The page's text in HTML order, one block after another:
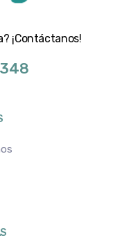
¡Contáctanos!